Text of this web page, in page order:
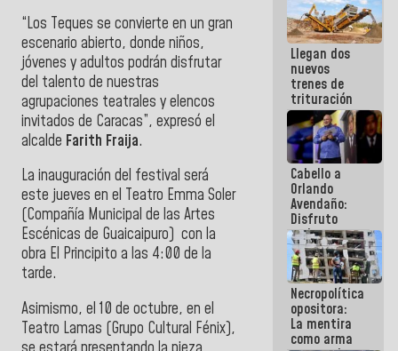
“Los Teques se convierte en un gran
escenario abierto, donde niños,
jóvenes y adultos podrán disfrutar
del talento de nuestras
agrupaciones teatrales y elencos
invitados de Caracas”, expresó el
alcalde Farith Fraija.
La inauguración del festival será
este jueves en el Teatro Emma Soler
(Compañía Municipal de las Artes
Escénicas de Guaicaipuro) con la
obra El Principito a las 4:00 de la
tarde.
Asimismo, el 10 de octubre, en el
Teatro Lamas (Grupo Cultural Fénix),
Llegan dos
nuevos
trenes de
trituración
para
optimizar
manejo de
escombros
en La Guaira
Cabello a
Orlando
Avendaño:
Disfruto
cada vez
que escribes
porque lo
que haces
es
embarrarla
Necropolítica
opositora:
La mentira
como arma